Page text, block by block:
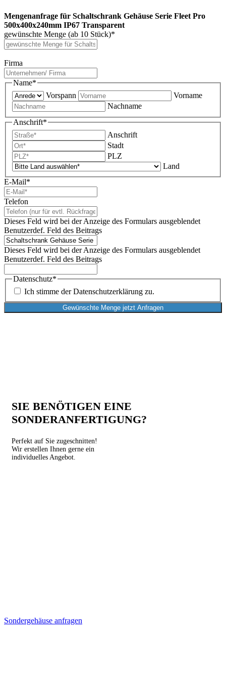
Mengenanfrage für Schaltschrank Gehäuse Serie Fleet Pro
500x400x240mm IP67 Transparent
gewünschte Menge (ab 10 Stück)*
Firma
Name*
Vorspann
Vorname
Nachname
Anschrift*
Anschrift
Stadt
PLZ
Land
E-Mail*
Telefon
Dieses Feld wird bei der Anzeige des Formulars ausgeblendet
Benutzerdef. Feld des Beitrags
Dieses Feld wird bei der Anzeige des Formulars ausgeblendet
Benutzerdef. Feld des Beitrags
Datenschutz*
Ich stimme der Datenschutzerklärung zu.
SIE BENÖTIGEN EINE
SONDERANFERTIGUNG?
Perfekt auf Sie zugeschnitten!
Wir erstellen Ihnen gerne ein
individuelles Angebot.
Sondergehäuse anfragen